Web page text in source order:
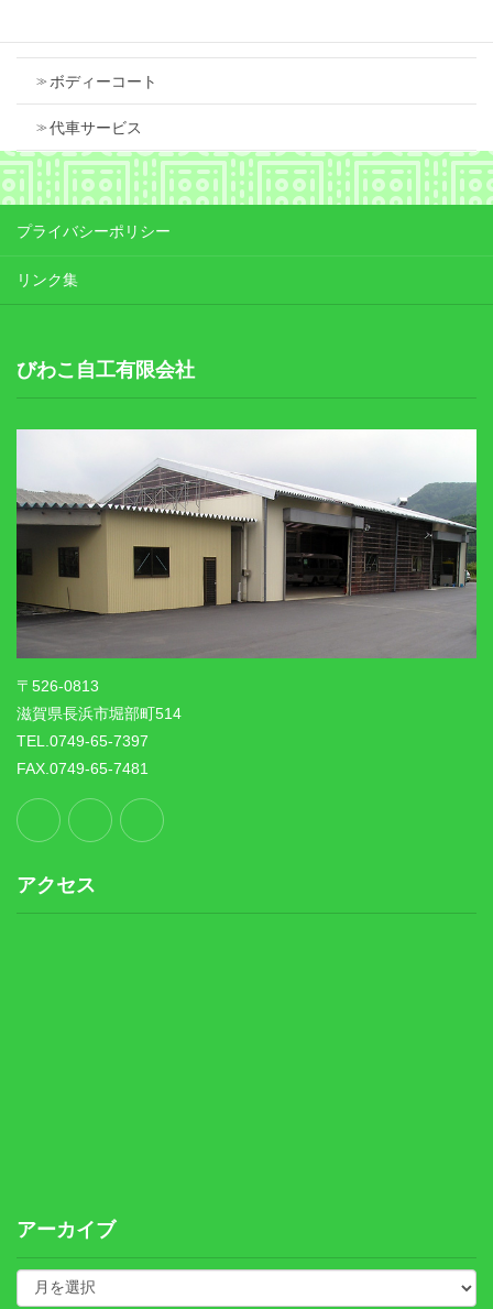
ボディーコート
代車サービス
プライバシーポリシー
リンク集
びわこ自工有限会社
〒526-0813
滋賀県長浜市堀部町514
TEL.0749-65-7397
FAX.0749-65-7481
アクセス
アーカイブ